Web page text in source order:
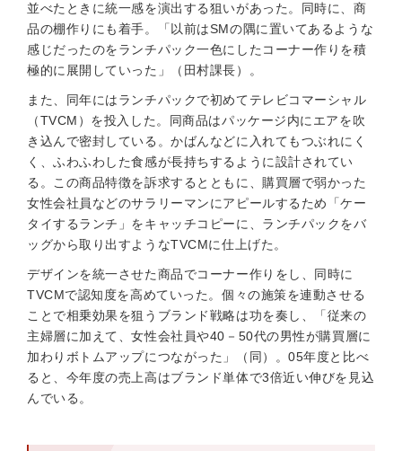
並べたときに統一感を演出する狙いがあった。同時に、商
品の棚作りにも着手。「以前はSMの隅に置いてあるような
感じだったのをランチパック一色にしたコーナー作りを積
極的に展開していった」（田村課長）。
また、同年にはランチパックで初めてテレビコマーシャル
（TVCM）を投入した。同商品はパッケージ内にエアを吹
き込んで密封している。かばんなどに入れてもつぶれにく
く、ふわふわした食感が長持ちするように設計されてい
る。この商品特徴を訴求するとともに、購買層で弱かった
女性会社員などのサラリーマンにアピールするため「ケー
タイするランチ」をキャッチコピーに、ランチパックをバ
ッグから取り出すようなTVCMに仕上げた。
デザインを統一させた商品でコーナー作りをし、同時に
TVCMで認知度を高めていった。個々の施策を連動させる
ことで相乗効果を狙うブランド戦略は功を奏し、「従来の
主婦層に加えて、女性会社員や40－50代の男性が購買層に
加わりボトムアップにつながった」（同）。05年度と比べ
ると、今年度の売上高はブランド単体で3倍近い伸びを見込
んでいる。